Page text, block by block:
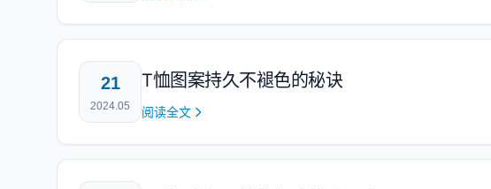
21
2024.05
T恤图案持久不褪色的秘诀
阅读全文